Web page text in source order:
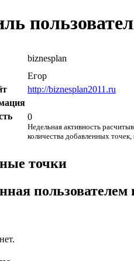
biznesplan
Егор
http://biznesplan2011.ru
0
Недельная активность
количества добавленных
точки